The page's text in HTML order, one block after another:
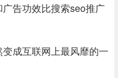
告功效比搜索seo推广
成互联网上最风靡的一